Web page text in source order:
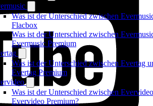
Was ist der Unterschied zwischen
Flacbox
Was ist der Unterschied zwischen
Evermusic Premium
Was ist der Unterschied zwischen Evertag
Evertag Premium
Was ist der Unterschied zwischen
Evervideo Premium?